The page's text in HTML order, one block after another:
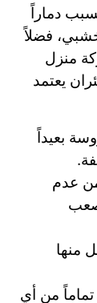
دماراً
فضلاً
منزل
يعتمد
بعيداً
عدم
منها
تماماً من أي